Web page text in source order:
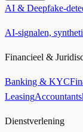
AI & Deepfake-
AI-signalen,
Financieel &
Banking & KYC
Leasing
Dienstverlening